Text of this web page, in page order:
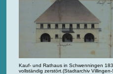
Kauf- und Rathaus in Schwenningen
vollständig zerstört.(Stadtarchiv